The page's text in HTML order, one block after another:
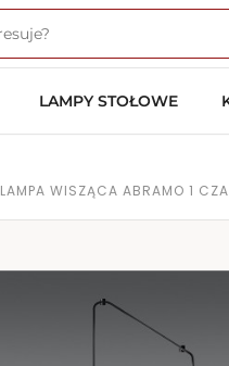
LAMPY STOŁOWE
LAMPA WISZĄCA ABRAMO 1